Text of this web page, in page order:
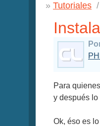
Tutoriales
Para
y después
Ok, éso es